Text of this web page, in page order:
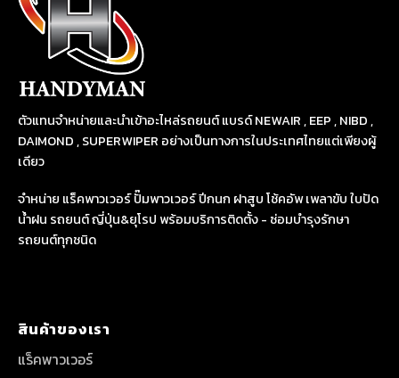
ตัวแทนจำหน่ายและนำเข้าอะไหล่รถยนต์ แบรด์ NEWAIR , EEP , NIBD ,
DAIMOND , SUPERWIPER อย่างเป็นทางการในประเทศไทยแต่เพียงผู้
เดียว
จำหน่าย แร็คพาวเวอร์ ปั๊มพาวเวอร์ ปีกนก ฝาสูบ โช้คอัพ เพลาขับ ใบปัด
น้ำฝน รถยนต์ ญี่ปุ่น&ยุโรป พร้อมบริการติดตั้ง - ซ่อมบำรุงรักษา
รถยนต์ทุกชนิด
สินค้าของเรา
แร็คพาวเวอร์